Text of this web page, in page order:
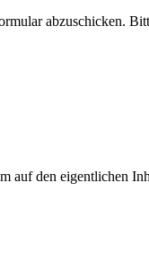
abzuschicken.
auf den eigentlichen